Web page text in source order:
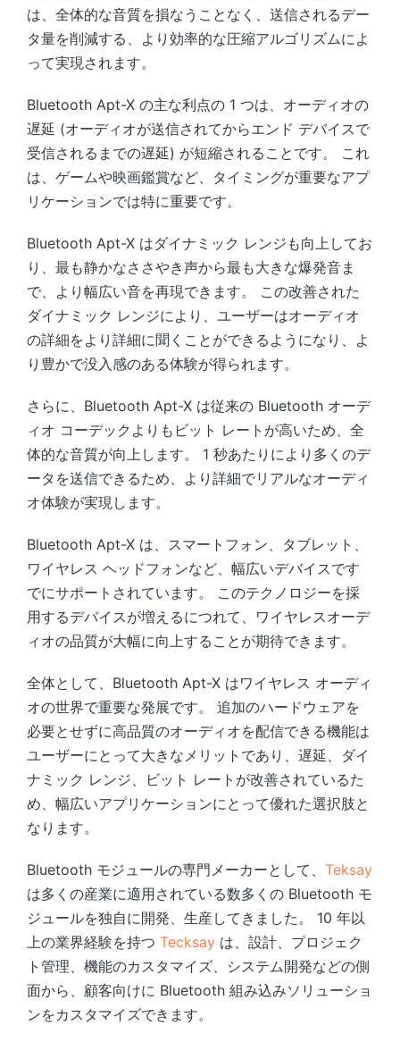
は、全体的な音質を損なうことなく、送信されるデー
タ量を削減する、より効率的な圧縮アルゴリズムによ
って実現されます。
Bluetooth Apt-X の主な利点の 1 つは、オーディオの
遅延 (オーディオが送信されてからエンド デバイスで
受信されるまでの遅延) が短縮されることです。 これ
は、ゲームや映画鑑賞など、タイミングが重要なアプ
リケーションでは特に重要です。
Bluetooth Apt-X はダイナミック レンジも向上してお
り、最も静かなささやき声から最も大きな爆発音ま
で、より幅広い音を再現できます。 この改善された
ダイナミック レンジにより、ユーザーはオーディオ
の詳細をより詳細に聞くことができるようになり、よ
り豊かで没入感のある体験が得られます。
さらに、Bluetooth Apt-X は従来の Bluetooth オーデ
ィオ コーデックよりもビット レートが高いため、全
体的な音質が向上します。 1 秒あたりにより多くのデ
ータを送信できるため、より詳細でリアルなオーディ
オ体験が実現します。
Bluetooth Apt-X は、スマートフォン、タブレット、
ワイヤレス ヘッドフォンなど、幅広いデバイスです
でにサポートされています。 このテクノロジーを採
用するデバイスが増えるにつれて、ワイヤレスオーデ
ィオの品質が大幅に向上することが期待できます。
全体として、Bluetooth Apt-X はワイヤレス オーディ
オの世界で重要な発展です。 追加のハードウェアを
必要とせずに高品質のオーディオを配信できる機能は
ユーザーにとって大きなメリットであり、遅延、ダイ
ナミック レンジ、ビット レートが改善されているた
め、幅広いアプリケーションにとって優れた選択肢と
なります。
Bluetooth モジュールの専門メーカーとして、 Teksay
は多くの産業に適用されている数多くの Bluetooth モ
ジュールを独自に開発、生産してきました。 10 年以
上の業界経験を持つ Tecksay は、設計、プロジェク
ト管理、機能のカスタマイズ、システム開発などの側
面から、顧客向けに Bluetooth 組み込みソリューショ
ンをカスタマイズできます。